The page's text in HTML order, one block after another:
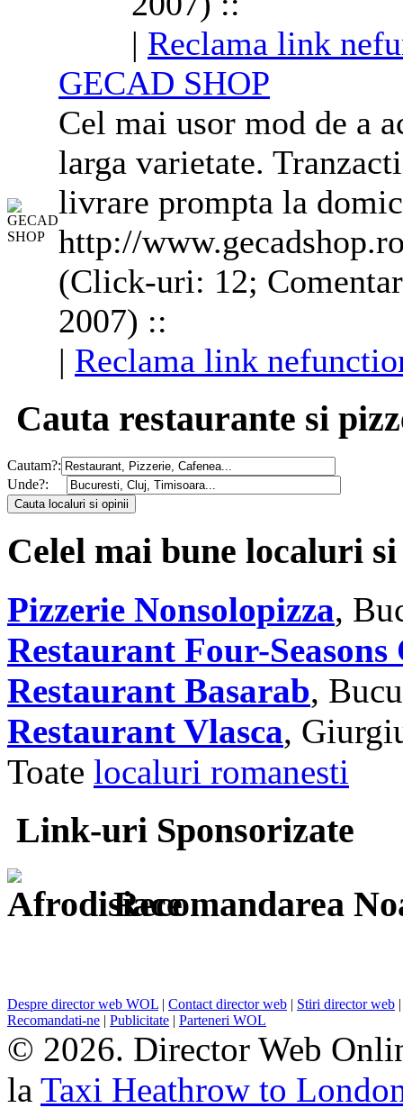
| Reclama link
GECAD SHOP
Cel mai usor mod de a
larga varietate.
livrare prompta la
http://
(Click-uri: 12;
2007) ::
| Reclama link
Cauta restaurante si
Cautam?:
Unde?:
Celel mai bune localuri
Pizzerie Nonsolopizza,
Restaurant Four-
Restaurant Basarab,
Restaurant Vlasca,
Toate localuri romanesti
Link-uri Sponsorizate
Recomandarea
Despre director web WOL | Contact director web | Stiri director web
Recomandati-ne | Publicitate | Parteneri WOL
© 2026. Director Web
la Taxi Heathrow to